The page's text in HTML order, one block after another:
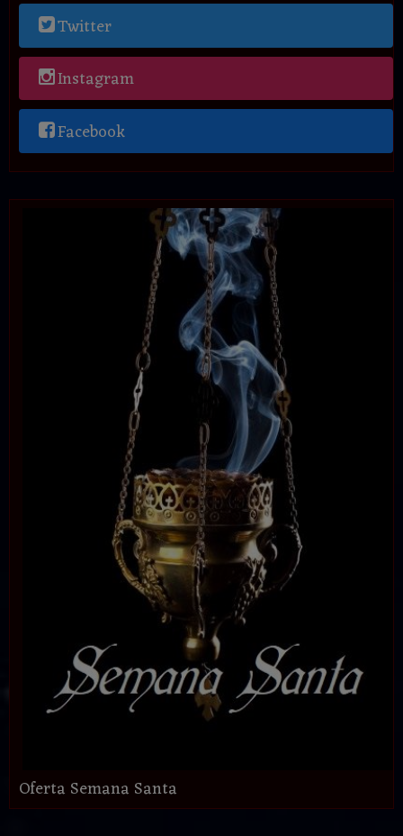
Twitter
Instagram
Facebook
Oferta Semana Santa